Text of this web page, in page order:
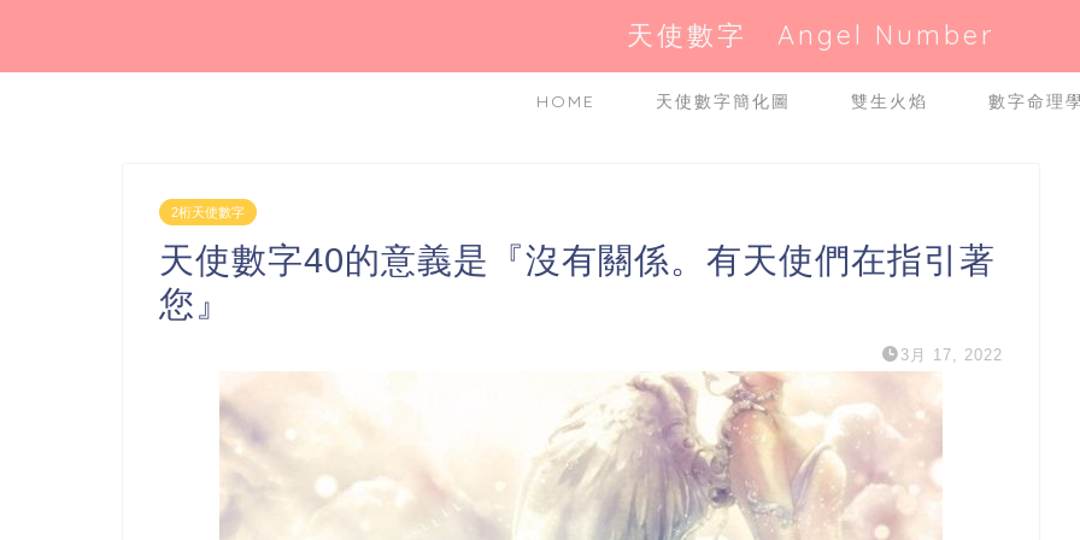
天使數字 Angel Number
HOME 天使數字簡化圖 雙生火焰 數字命理
2桁天使數字
天使數字40的意義是『沒有關係。有天使們在指引著
您』
3月 17, 2022